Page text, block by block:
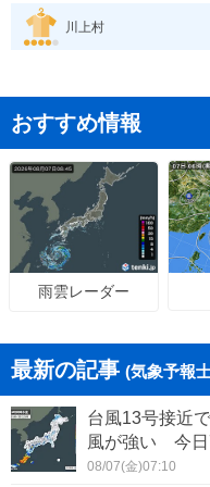
川上村
おすすめ情報
雨雲レーダー
最新の記事 (気象予報
台風13号接近
風が強い 今日
08/07(金)07:10